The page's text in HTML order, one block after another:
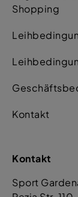
Shopping
Kontakt
Kontakt
Sport